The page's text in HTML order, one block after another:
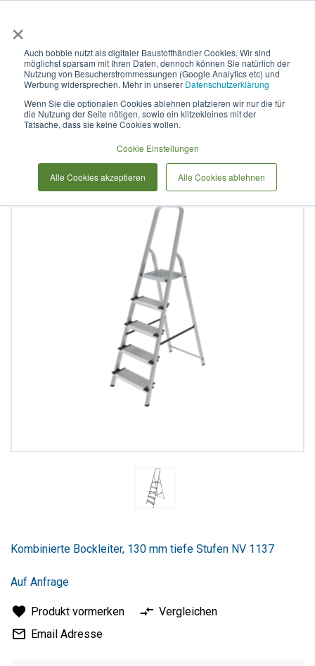
×
Auch bobbie nutzt als digitaler Baustoffhändler Cookies. Wir sind
möglichst sparsam mit Ihren Daten, dennoch können Sie natürlich der
Nutzung von Besucherstrommessungen (Google Analytics etc) und
Werbung widersprechen. Mehr in unserer Datenschutzerklärung
Wenn Sie die optionalen Cookies ablehnen platzieren wir nur die für
die Nutzung der Seite nötigen, sowie ein klitzekleines mit der
Tatsache, dass sie keine Cookies wollen.
Cookie Einstellungen
Alle Cookies akzeptieren Alle Cookies ablehnen
Stufenleiter aus Stahl, mit
Stufen à 130 mm aus
Aluminium, NV 1137 1х5
der
springen
Kombinierte Bockleiter, 130 mm tiefe Stufen NV 1137
Auf Anfrage
Produkt vormerken
Vergleichen
Email Adresse